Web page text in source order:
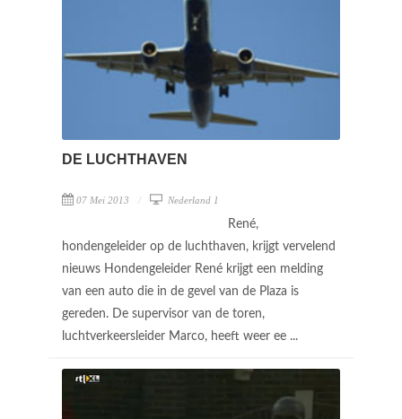
DE LUCHTHAVEN
07 Mei 2013 Nederland 1
René,
hondengeleider op de luchthaven, krijgt vervelend
nieuws Hondengeleider René krijgt een melding
van een auto die in de gevel van de Plaza is
gereden. De supervisor van de toren,
luchtverkeersleider Marco, heeft weer ee ...